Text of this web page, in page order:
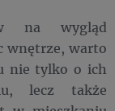
na wygląd
wnętrze, warto
nie tylko o ich
lecz także